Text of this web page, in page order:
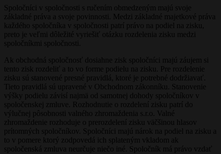
Spoločníci v spoločnosti s ručením obmedzeným majú svoje
základné práva a svoje povinnosti. Medzi základné majetkové práva
každého spoločníka v spoločnosti patrí právo na podiel na zisku,
preto je veľmi dôležité vyriešiť otázku rozdelenia zisku medzi
spoločníkmi spoločnosti.
Ak obchodná spoločnosť dosiahne zisk spoločníci majú záujem si
tento zisk rozdeliť a to vo forme podielu na zisku. Pre rozdelenie
zisku sú stanovené presné pravidlá, ktoré je potrebné dodržiavať.
Tieto pravidlá sú upravené v Obchodnom zákonníku. Stanovenie
výšky podielu závisí najmä od samotnej dohody spoločníkov v
spoločenskej zmluve. Rozhodnutie o rozdelení zisku patrí do
výlučnej pôsobnosti valného zhromaždenia s.r.o. Valné
zhromaždenie rozhoduje o prerozdelení zisku väčšinou hlasov
prítomných spoločníkov. Spoločníci majú nárok na podiel na zisku a
to v pomere ktorý zodpovedá ich splateným vkladom ak
spoločenská zmluva neurčuje niečo iné. Spoločník má právo vzdať